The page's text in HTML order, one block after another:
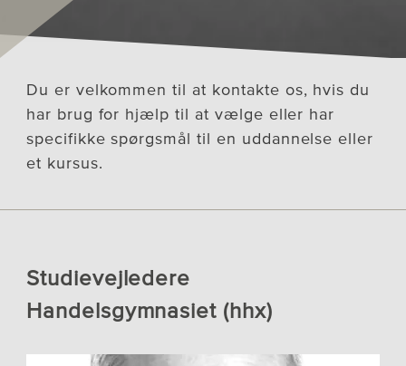
Du er velkommen til at kontakte os, hvis du
har brug for hjælp til at vælge eller har
specifikke spørgsmål til en uddannelse eller
et kursus.
Studievejledere
Handelsgymnasiet (hhx)